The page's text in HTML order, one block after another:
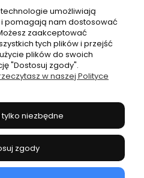
konto
mnie
umożliwiają
pomagają nam dostosować
zaakceptować
tych plików i przejść
plików do swoich
"Dostosuj zgody".
w naszej Polityce
niezbędne
zgody